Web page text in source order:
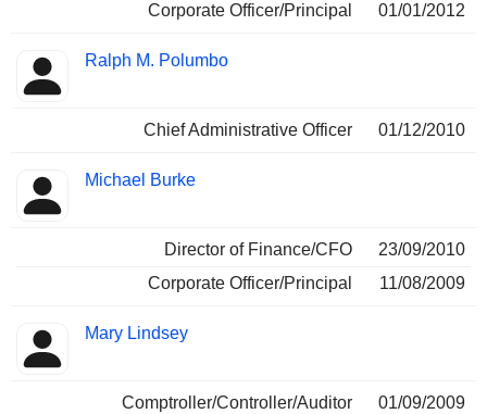
Corporate Officer/Principal 01/01/2012
Ralph M. Polumbo
Chief Administrative Officer 01/12/2010
Michael Burke
Director of Finance/CFO
23/09/2010
Corporate Officer/Principal
11/08/2009
Mary Lindsey
Comptroller/Controller/Auditor 01/09/2009